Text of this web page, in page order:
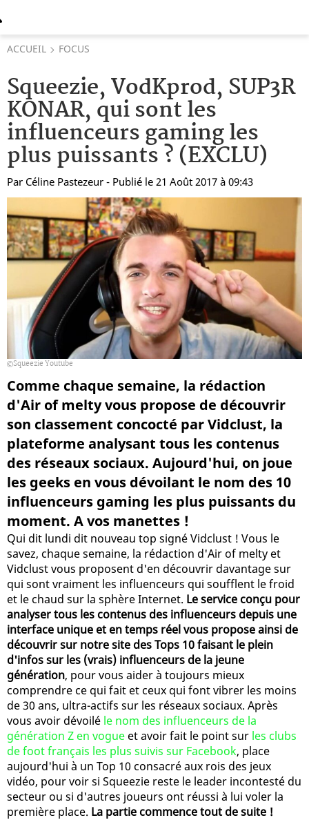
ACCUEIL FOCUS
Squeezie, VodKprod, SUP3R
KONAR, qui sont les
influenceurs gaming les
plus puissants ? (EXCLU)
Par Céline Pastezeur - Publié le 21 Août 2017 à 09:43
Squeezie Youtube
Comme chaque semaine, la rédaction
d'Air of melty vous propose de découvrir
son classement concocté par Vidclust, la
plateforme analysant tous les contenus
des réseaux sociaux. Aujourd'hui, on joue
les geeks en vous dévoilant le nom des 10
influenceurs gaming les plus puissants du
moment. A vos manettes !
Qui dit lundi dit nouveau top signé Vidclust ! Vous le
savez, chaque semaine, la rédaction d'Air of melty et
Vidclust vous proposent d'en découvrir davantage sur
qui sont vraiment les influenceurs qui soufflent le froid
et le chaud sur la sphère Internet. Le service conçu pour
analyser tous les contenus des influenceurs depuis une
interface unique et en temps réel vous propose ainsi de
découvrir sur notre site des Tops 10 faisant le plein
d'infos sur les (vrais) influenceurs de la jeune
génération, pour vous aider à toujours mieux
comprendre ce qui fait et ceux qui font vibrer les moins
de 30 ans, ultra-actifs sur les réseaux sociaux. Après
vous avoir dévoilé le nom des influenceurs de la
génération Z en vogue et avoir fait le point sur les clubs
de foot français les plus suivis sur Facebook, place
aujourd'hui à un Top 10 consacré aux rois des jeux
vidéo, pour voir si Squeezie reste le leader incontesté du
secteur ou si d'autres joueurs ont réussi à lui voler la
première place. La partie commence tout de suite !